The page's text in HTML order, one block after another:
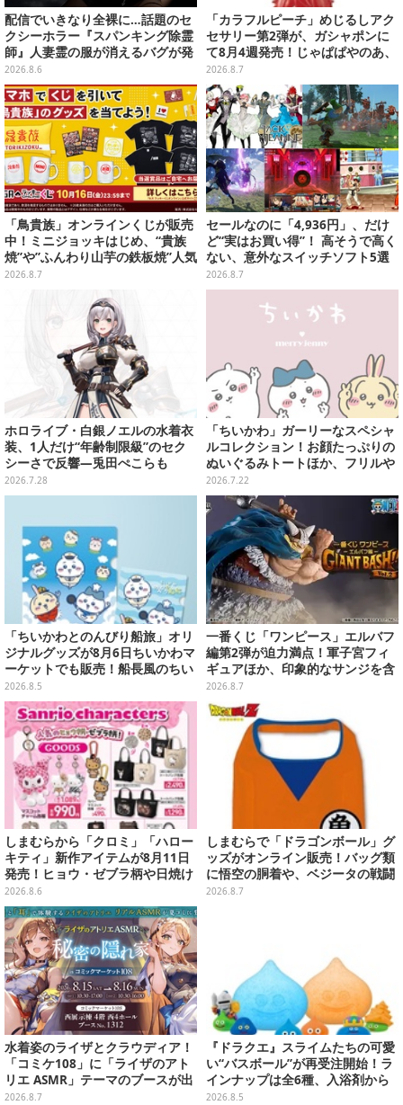
配信でいきなり全裸に…話題のセ
クシーホラー『スパンキング除霊
師』人妻霊の服が消えるバグが発
生。「丸裸になる現象を泣きなが
ら修正しました」と現在はアプデ
済み
2026.8.6
「カラフルピーチ」めじるしアク
セサリー第2弾が、ガシャポンに
て8月4週発売！じゃぱぱやのあ、
シヴァたちメンバー11名分ライン
ナップ
2026.8.7
「鳥貴族」オンラインくじが販売
中！ミニジョッキはじめ、“貴族
焼”や”ふんわり山芋の鉄板焼”人気
メニューTシャツなどラインナッ
2026.8.7
セールなのに「4,936円」、だけ
ど“実はお買い得”！ 高そうで高く
ない、意外なスイッチソフト5選
2026.8.7
ホロライブ・白銀ノエルの水着衣
装、1人だけ“年齢制限級”のセク
シーさで反響―兎田ぺこらも
「こ、こんなことが許されていい
のか？」と興奮隠せず
2026.7.28
「ちいかわ」ガーリーなスペシャ
ルコレクション！お顔たっぷりの
ぬいぐるみトートほか、フリルや
リボンが可愛いTシャツなどが発
売
2026.7.22
「ちいかわとのんびり船旅」オリ
ジナルグッズが8月6日ちいかわマ
ーケットでも販売！船長風のちい
かわやセイレーンたちをデザイン
した4商品
2026.8.5
一番くじ「ワンピース」エルバフ
編第2弾が迫力満点！軍子宮フィ
ギュアほか、印象的なサンジを含
む“手配書”ポスターなどにも注目
2026.8.7
しまむらから「クロミ」「ハロー
キティ」新作アイテムが8月11日
発売！ヒョウ・ゼブラ柄や日焼け
デザインの可愛い雑貨・アパレル
など多数
2026.8.6
しまむらで「ドラゴンボール」グ
ッズがオンライン販売！バッグ類
に悟空の胴着や、ベジータの戦闘
服を大胆デザイン
2026.8.7
水着姿のライザとクラウディア！
「コミケ108」に「ライザのアト
リエ ASMR」テーマのブースが出
展ーアクスタや限定“たる”ボイス
2026.8.7
『ドラクエ』スライムたちの可愛
い“バスボール”が再受注開始！ラ
インナップは全6種、入浴剤から
モンスターのフィギュアが出てく
2026.8.5